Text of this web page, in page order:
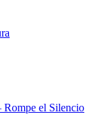
Rompe el Silencio